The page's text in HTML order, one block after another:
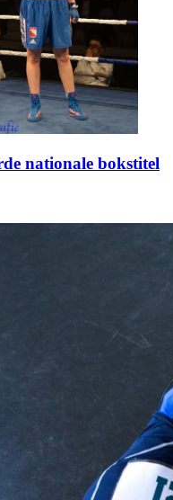
nationale bokstitel